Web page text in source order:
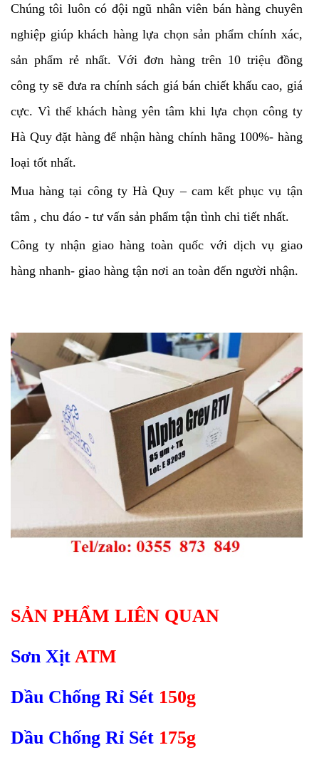
Chúng tôi luôn có đội ngũ nhân viên bán hàng chuyên
nghiệp giúp khách hàng lựa chọn sản phẩm chính xác,
sản phẩm rẻ nhất. Với đơn hàng trên 10 triệu đồng
công ty sẽ đưa ra chính sách giá bán chiết khấu cao, giá
cực. Vì thế khách hàng yên tâm khi lựa chọn công ty
Hà Quy đặt hàng để nhận hàng chính hãng 100%- hàng
loại tốt nhất.
Mua hàng tại công ty Hà Quy – cam kết phục vụ tận
tâm , chu đáo - tư vấn sản phẩm tận tình chi tiết nhất.
Công ty nhận giao hàng toàn quốc với dịch vụ giao
hàng nhanh- giao hàng tận nơi an toàn đến người nhận.
SẢN PHẨM LIÊN QUAN
Sơn Xịt ATM
Dầu Chống Rỉ Sét 150g
Dầu Chống Rỉ Sét 175g